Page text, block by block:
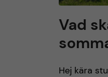
Vad
Hej kära